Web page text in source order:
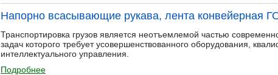
Напорно всасывающие рукава, лента конвейерная
Транспортировка грузов является неотъемлемой частью
задач которого требует усовершенствованного оборудования,
интеллектуального управления.
Подробнее